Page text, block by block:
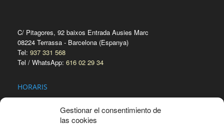
Gestionar el consentimiento de
las cookies
C/ Pitagores, 92 baixos Entrada Ausies Marc
08224 Terrassa - Barcelona (Espanya)
Tel: 937 331 568
Tel / WhatsApp: 616 02 29 34
HORARIS
De dilluns a divendres: de 9h a 13h i de 15h a 20h
Migdies i dissabtes: hores concertades